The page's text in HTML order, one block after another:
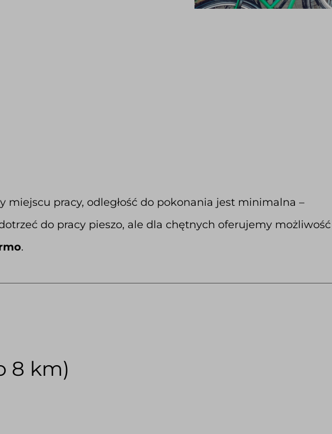
miejscu pracy, odległość do pokonania jest minimalna –
do pracy pieszo, ale dla chętnych oferujemy możliwość
.
8 km)